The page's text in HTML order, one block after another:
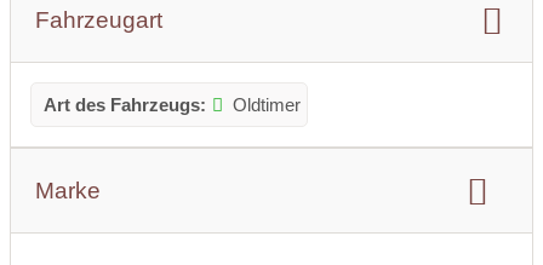
Fahrzeugart
Art des Fahrzeugs: Oldtimer
Marke